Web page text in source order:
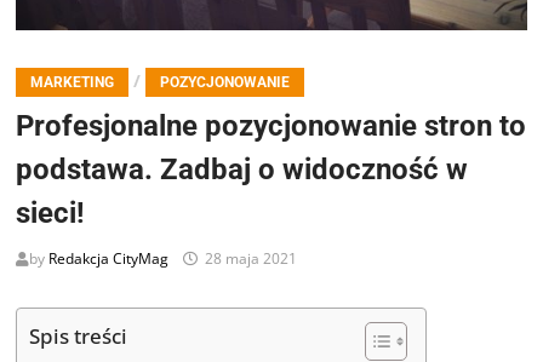
MARKETING / POZYCJONOWANIE
Profesjonalne pozycjonowanie stron to
podstawa. Zadbaj o widoczność w
sieci!
by Redakcja CityMag 28 maja 2021
Spis treści